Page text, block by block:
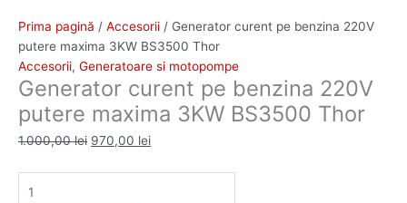
Prima pagină / Accesorii / Generator curent pe benzina 220V
putere maxima 3KW BS3500 Thor
Accesorii, Generatoare si motopompe
Generator curent pe benzina 220V
putere maxima 3KW BS3500 Thor
1.000,00lei 970,00 lei